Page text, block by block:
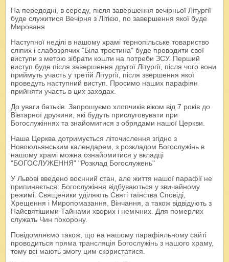
На передодні, в середу, після завершення вечірньої Літургії
буде служитися Вечірня з Літією, по завершення якої буде
Мированя
Наступної неділі в нашому храмі тернопільське товариство
сліпих і слабозрячих "Біла тростина" буде проводити свої
виступи з метою зібрати кошти на потреби ЗСУ. Перший
виступ буде після завершення другої Літургії, після чого вони
приймуть участь у третій Літургії, після звершення якої
проведуть наступний виступ. Просимо наших парафіян
прийняти участь в цих заходах.
До уваги батьків. Запрошуємо хлопчиків віком від 7 років до
Вівтарної дружини, які будуть прислуговувати при
Богослужіннях та знайомитися з обрядами нашої Церкви.
Наша Церква дотримується літочислення згідно з
Новоюльянським календарем, з розкладом Богослужінь в
нашому храмі можна ознайомитися у вкладці
"БОГОСЛУЖЕННЯ" "Розклад Богослужень"
У Львові введено воєнний стан, але життя нашої парафії не
припиняється: Богослужіння відбуваються у звичайному
режимі. Священики уділяють Святі таїнства Сповіді,
Хрещення і Миропомазання, Вінчання, а також відвідують з
Найсвятішими Тайнами хворих і немічних. Для померлих
служать Чин похорону.
Повідомляємо також, що на нашому парафіяльному сайті
проводиться пряма трансляція Богослужінь з нашого храму,
тому всі мають змогу цим скористатися.